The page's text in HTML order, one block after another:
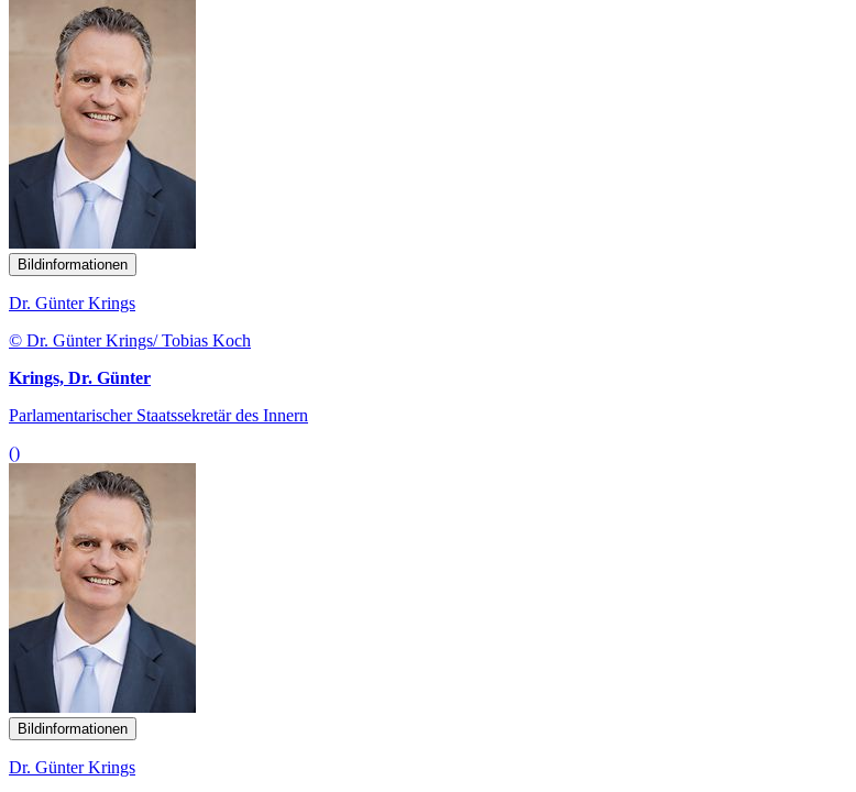
Bildinformationen
Dr. Günter Krings
© Dr. Günter Krings/ Tobias Koch
Krings, Dr. Günter
Parlamentarischer Staatssekretär des Innern
()
Bildinformationen
Dr. Günter Krings